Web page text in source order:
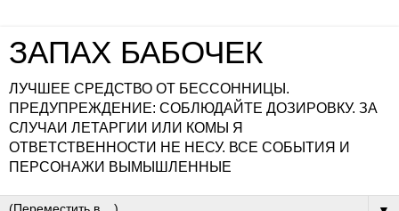
ЗАПАХ БАБОЧЕК
ЛУЧШЕЕ СРЕДСТВО ОТ БЕССОННИЦЫ.
ПРЕДУПРЕЖДЕНИЕ: СОБЛЮДАЙТЕ ДОЗИРОВКУ. ЗА
СЛУЧАИ ЛЕТАРГИИ ИЛИ КОМЫ Я
ОТВЕТСТВЕННОСТИ НЕ НЕСУ. ВСЕ СОБЫТИЯ И
ПЕРСОНАЖИ ВЫМЫШЛЕННЫЕ